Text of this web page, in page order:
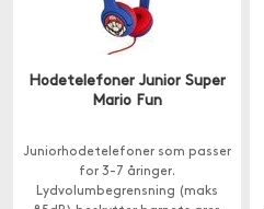
Hodetelefoner Junior Super
Mario Fun
Juniorhodetelefoner som passer
for 3-7 åringer.
Lydvolumbegrensning (maks